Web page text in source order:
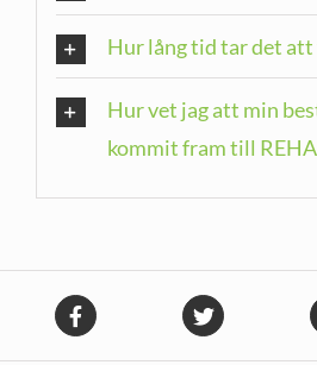
Hur lång tid tar det
Hur vet jag att min
kommit fram till